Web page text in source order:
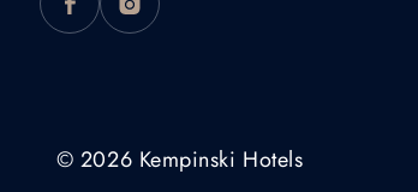
© 2026 Kempinski Hotels